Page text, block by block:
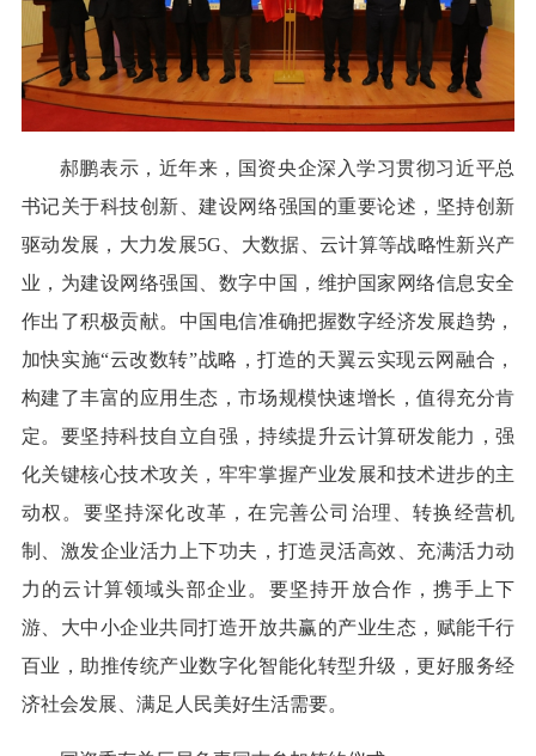
郝鹏表示，近年来，国资央企深入学习贯彻习近平总
书记关于科技创新、建设网络强国的重要论述，坚持创新
驱动发展，大力发展5G、大数据、云计算等战略性新兴产
业，为建设网络强国、数字中国，维护国家网络信息安全
作出了积极贡献。中国电信准确把握数字经济发展趋势，
加快实施“云改数转”战略，打造的天翼云实现云网融合，
构建了丰富的应用生态，市场规模快速增长，值得充分肯
定。要坚持科技自立自强，持续提升云计算研发能力，强
化关键核心技术攻关，牢牢掌握产业发展和技术进步的主
动权。要坚持深化改革，在完善公司治理、转换经营机
制、激发企业活力上下功夫，打造灵活高效、充满活力动
力的云计算领域头部企业。要坚持开放合作，携手上下
游、大中小企业共同打造开放共赢的产业生态，赋能千行
百业，助推传统产业数字化智能化转型升级，更好服务经
济社会发展、满足人民美好生活需要。